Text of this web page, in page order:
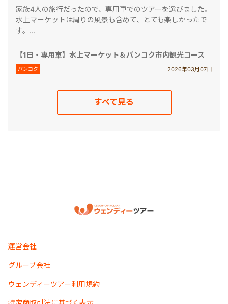
家族4人の旅行だったので、専用車でのツアーを選びました。
水上マーケットは周りの風景も含めて、とても楽しかったで
す。...
【1日・専用車】水上マーケット＆バンコク市内観光コース
バンコク 2026年03月07日
すべて見る
運営会社
グループ会社
ウェンディーツアー利用規約